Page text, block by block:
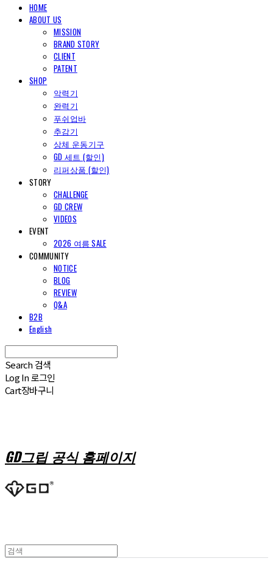
HOME
ABOUT US
MISSION
BRAND STORY
CLIENT
PATENT
SHOP
악력기
완력기
푸쉬업바
추감기
상체 운동기구
GD 세트 (할인)
리퍼상품 (할인)
STORY
CHALLENGE
GD CREW
VIDEOS
EVENT
2026 여름 SALE
COMMUNITY
NOTICE
BLOG
REVIEW
Q&A
B2B
English
Search 검색
Log In로그인
Cart장바구니
GD그립 공식 홈페이지